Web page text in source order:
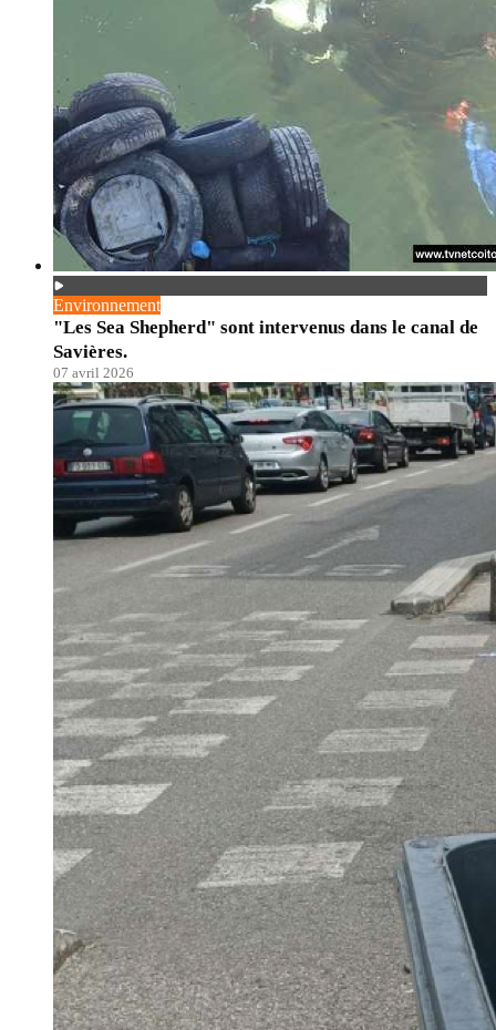
Environnement
"Les Sea Shepherd" sont intervenus dans le canal de
Savières.
07 avril 2026